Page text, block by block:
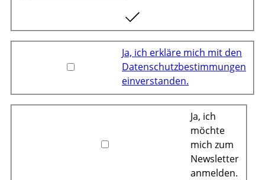
Ja, ich erkläre mich mit den
Datenschutzbestimmungen
einverstanden.
Ja, ich
möchte
mich zum
Newsletter
anmelden.